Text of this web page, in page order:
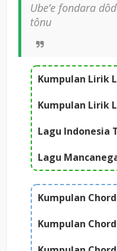
Ube’e fondara
tônu
Kumpulan Lirik
Kumpulan Lirik
Lagu Indonesia
Lagu
Kumpulan
Kumpulan